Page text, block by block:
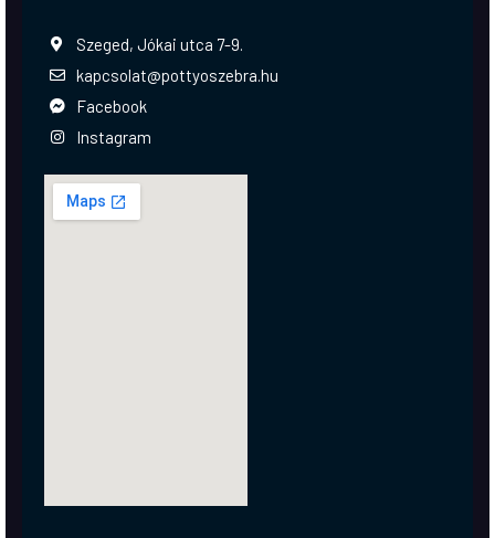
Szeged, Jókai utca 7-9.
kapcsolat@pottyoszebra.hu
Facebook
Instagram